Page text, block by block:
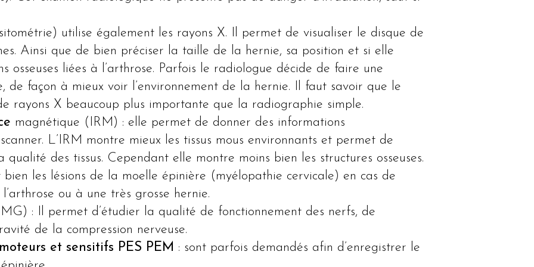
utilise également les rayons X. Il permet de visualiser le disque de
Ainsi que de bien préciser la taille de la hernie, sa position et si elle
osseuses liées à l’arthrose. Parfois le radiologue décide de faire une
de façon à mieux voir l’environnement de la hernie. Il faut savoir que le
rayons X beaucoup plus importante que la radiographie simple.
magnétique (IRM) : elle permet de donner des informations
L’IRM montre mieux les tissus mous environnants et permet de
des tissus. Cependant elle montre moins bien les structures osseuses.
les lésions de la moelle épinière (myélopathie cervicale) en cas de
ou à une très grosse hernie.
: Il permet d’étudier la qualité de fonctionnement des nerfs, de
de la compression nerveuse.
et sensitifs PES PEM : sont parfois demandés afin d’enregistrer le